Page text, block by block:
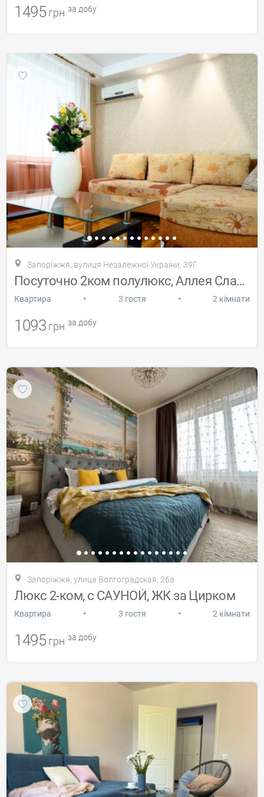
1495 грн за добу
Запоріжжя, вулиця Незалежної України, 39Г
Посуточно 2ком полулюкс, Аллея Славы
Квартира • 3 гостя • 2 кімнати
1093 грн за добу
Запоріжжя, улица Волгоградская, 26а
Люкс 2-ком, с САУНОЙ, ЖК за Цирком
Квартира • 3 гостя • 2 кімнати
1495 грн за добу